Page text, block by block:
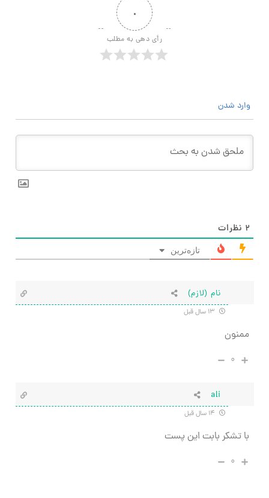
۰
رأی دهی به مطلب
وارد شدن
۲ نظرات
تازه‌ترین
نام (لازم)
ممنون
۰
ali
با تشکر بابت این پست
۰